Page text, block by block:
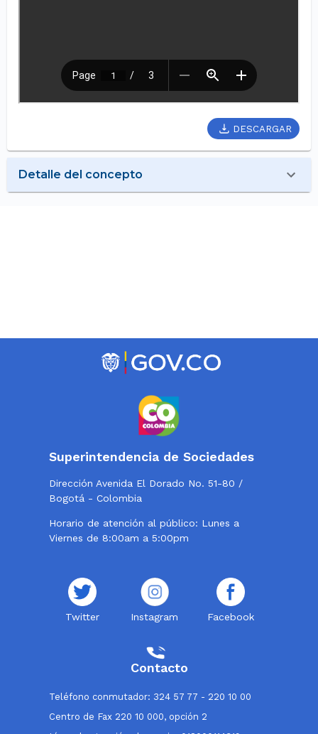
DESCARGAR
Detalle del concepto
Superintendencia de Sociedades
Dirección Avenida El Dorado No. 51-80 /
Bogotá - Colombia
Horario de atención al público: Lunes a
Viernes de 8:00am a 5:00pm
Twitter Instagram Facebook
Contacto
Teléfono conmutador: 324 57 77 - 220 10 00
Centro de Fax 220 10 000, opción 2